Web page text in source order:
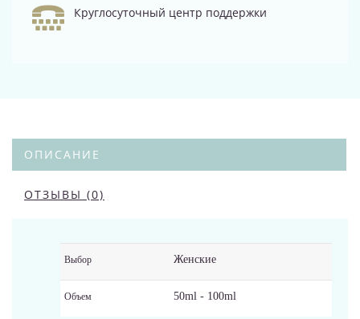
Круглосуточный центр поддержки
ОПИСАНИЕ
ОТЗЫВЫ (0)
Выбор Женские
Объем 50ml - 100ml